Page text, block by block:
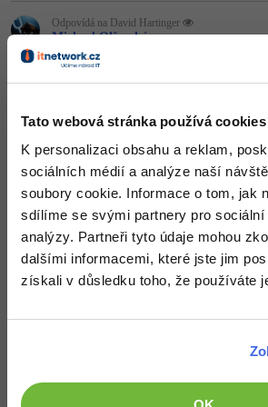
Tato webová stránka používá cookies
K personalizaci obsahu a reklam,
sociálních médií a analýze naší
soubory cookie. Informace o tom, jak
sdílíme se svými partnery pro sociální
analýzy. Partneři tyto údaje mohou
dalšími informacemi, které jste jim
získali v důsledku toho, že používáte
Copywriter
SEO specialista
Algoritmy -41%
Umělá inteligence (AI)
Pro děti
Více
Fórum
Time management
Windows
Linux
Sítě
Kybernetická bezpečnost
Elektronický podpis
HTML/CSS
Příběhy absolventů
Odpovídá na David Hartinger
Michael Olšavský:
To se windows stále v takovýchto zařízení